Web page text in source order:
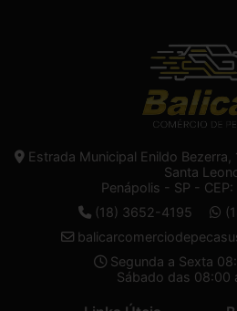
Estrada Municipal Enildo Bezerra,
Santa
Penápolis - SP -
(18) 3652-4195
Segunda a Sexta
Sábado das 08:00